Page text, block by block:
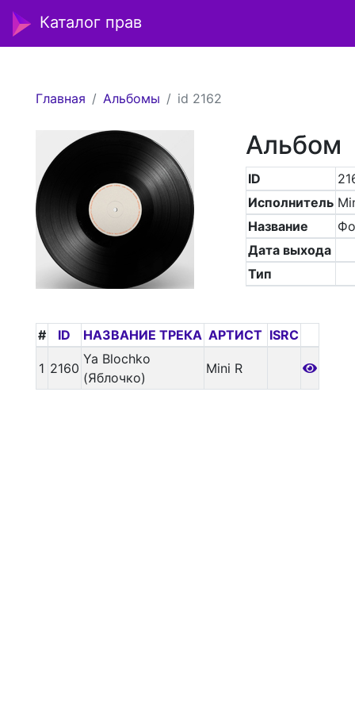
Каталог прав
Главная Альбомы id 2162
Альбом
ID
Исполнитель
Название
Дата выхода
Тип
# ID НАЗВАНИЕ ТРЕКА АРТИСТ ISRC
1 2160
Ya Blochko
(Яблочко)
Mini R